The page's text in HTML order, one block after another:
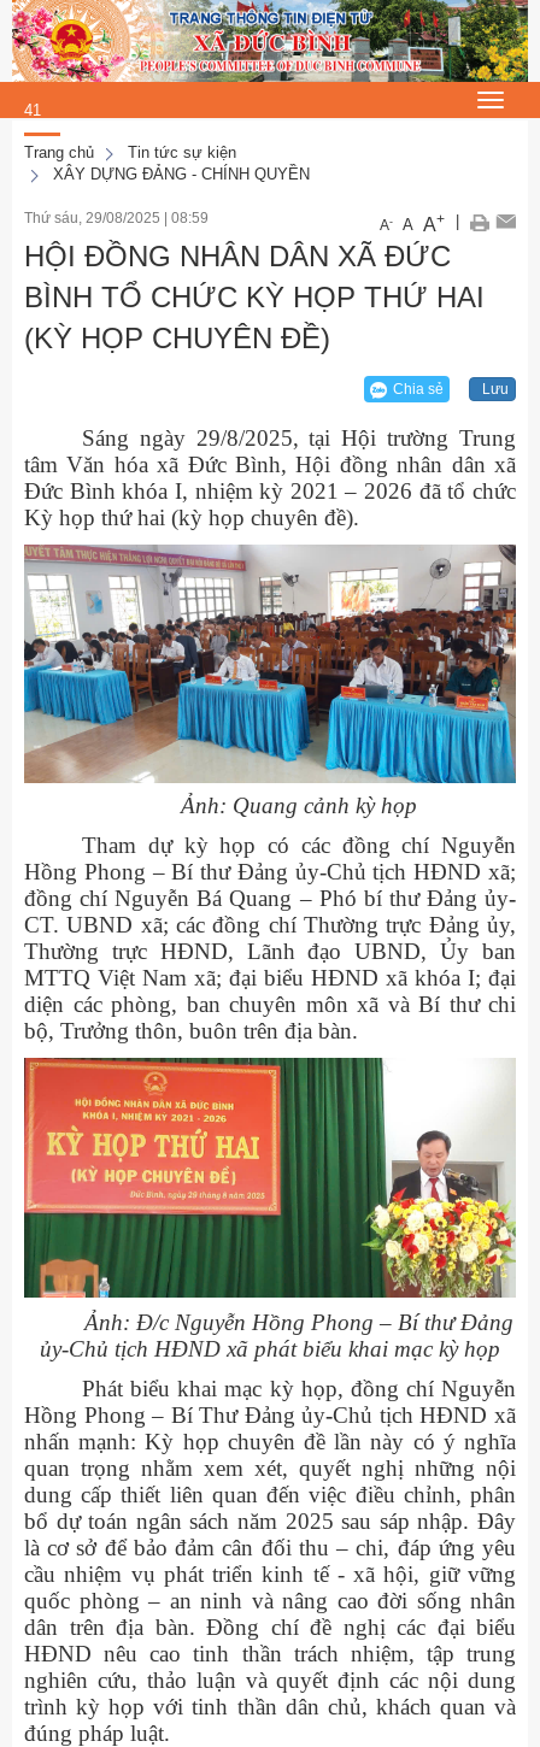
Thứ 7, 8/8/2026
19
:
41
:
17
Toggle
Trang chủ
Tin tức sự kiện
XÂY DỰNG ĐẢNG - CHÍNH QUYỀN
Thứ sáu, 29/08/2025 08:59 A- A A+
HỘI ĐỒNG NHÂN DÂN XÃ ĐỨC
BÌNH TỔ CHỨC KỲ HỌP THỨ HAI
(KỲ HỌP CHUYÊN ĐỀ)
Chia sẻ Lưu
Sáng ngày 29/8/2025, tại Hội trường Trung
tâm Văn hóa xã Đức Bình, Hội đồng nhân dân xã
Đức Bình khóa I, nhiệm kỳ 2021 – 2026 đã tổ chức
Kỳ họp thứ hai (kỳ họp chuyên đề).
Ảnh: Quang cảnh kỳ họp
Tham dự kỳ họp có các đồng chí Nguyễn
Hồng Phong – Bí thư Đảng ủy-Chủ tịch HĐND xã;
đồng chí Nguyễn Bá Quang – Phó bí thư Đảng ủy-
CT. UBND xã; các đồng chí Thường trực Đảng ủy,
Thường trực HĐND, Lãnh đạo UBND, Ủy ban
MTTQ Việt Nam xã; đại biểu HĐND xã khóa I; đại
diện các phòng, ban chuyên môn xã và Bí thư chi
bộ, Trưởng thôn, buôn trên địa bàn.
Ảnh: Đ/c Nguyễn Hồng Phong – Bí thư Đảng
ủy-Chủ tịch HĐND xã phát biểu khai mạc kỳ họp
Phát biểu khai mạc kỳ họp, đồng chí Nguyễn
Hồng Phong – Bí Thư Đảng ủy-Chủ tịch HĐND xã
nhấn mạnh: Kỳ họp chuyên đề lần này có ý nghĩa
quan trọng nhằm xem xét, quyết nghị những nội
dung cấp thiết liên quan đến việc điều chỉnh, phân
bổ dự toán ngân sách năm 2025 sau sáp nhập. Đây
là cơ sở để bảo đảm cân đối thu – chi, đáp ứng yêu
cầu nhiệm vụ phát triển kinh tế - xã hội, giữ vững
quốc phòng – an ninh và nâng cao đời sống nhân
dân trên địa bàn. Đồng chí đề nghị các đại biểu
HĐND nêu cao tinh thần trách nhiệm, tập trung
nghiên cứu, thảo luận và quyết định các nội dung
trình kỳ họp với tinh thần dân chủ, khách quan và
đúng pháp luật.